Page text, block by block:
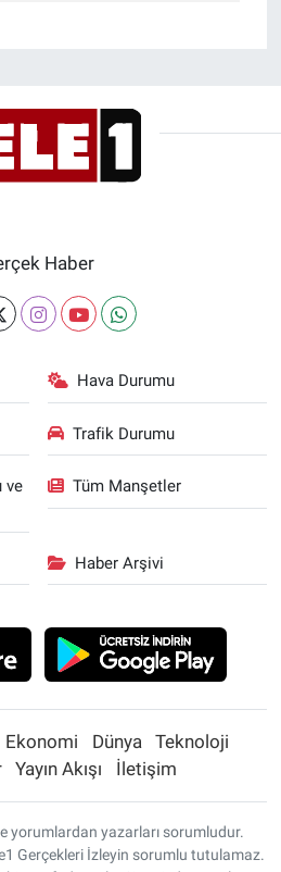
Haber
Hava Durumu
Trafik Durumu
ve
Tüm Manşetler
Haber Arşivi
Ekonomi Dünya
Teknoloji
Yayın Akışı İletişim
yorumlardan yazarları sorumludur.
Gerçekleri İzleyin sorumlu tutulamaz.